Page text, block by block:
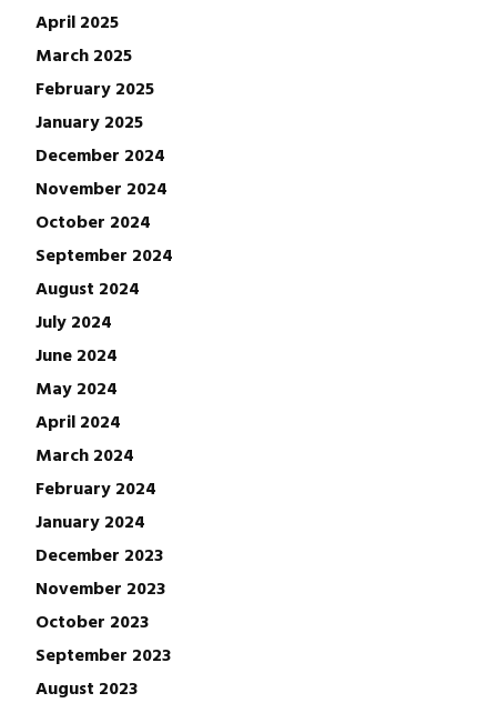
April 2025
March 2025
February 2025
January 2025
December 2024
November 2024
October 2024
September 2024
August 2024
July 2024
June 2024
May 2024
April 2024
March 2024
February 2024
January 2024
December 2023
November 2023
October 2023
September 2023
August 2023